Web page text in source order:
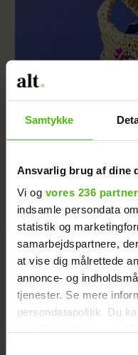
Samtykke
Ansvarlig brug af dine
Vi og vores 236
indsamle persondata
statistik og
samarbejdspartnere,
at vise dig målrettede
annonce- og
tjenester. Se mere
persondatapolitik. Du